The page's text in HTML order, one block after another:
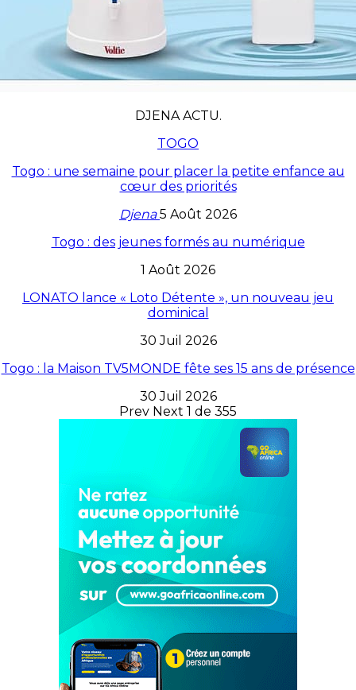
DJENA ACTU.
TOGO
Togo : une semaine pour placer la petite enfance au
cœur des priorités
Djena5 Août 2026
Togo : des jeunes formés au numérique
1 Août 2026
LONATO lance « Loto Détente », un nouveau jeu
dominical
30 Juil 2026
Togo : la Maison TV5MONDE fête ses 15 ans de présence
30 Juil 2026
Prev Next 1 de 355